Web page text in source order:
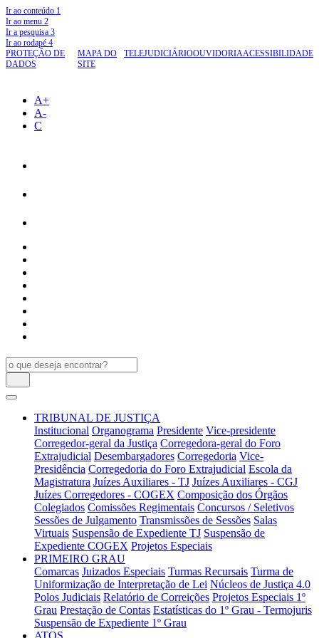
Ir ao conteúdo 1
Ir ao menu 2
Ir a pesquisa 3
Ir ao rodapé 4
PROTEÇÃO DE
DADOS
MAPA DO
SITE
TELEJUDICIÁRIOOUVIDORIAACESSIBILIDADE
A+
A-
C
TRIBUNAL DE JUSTIÇA
Institucional Organograma Presidente Vice-presidente
Corregedor-geral da Justiça Corregedora-geral do Foro
Extrajudicial Desembargadores Corregedoria Vice-
Presidência Corregedoria do Foro Extrajudicial Escola da
Magistratura Juízes Auxiliares - TJ Juízes Auxiliares - CGJ
Juízes Corregedores - COGEX Composição dos Órgãos
Colegiados Comissões Regimentais Concursos / Seletivos
Sessões de Julgamento Transmissões de Sessões Salas
Virtuais Suspensão de Expediente TJ Suspensão de
Expediente COGEX Projetos Especiais
PRIMEIRO GRAU
Comarcas Juizados Especiais Turmas Recursais Turma de
Uniformização de Interpretação de Lei Núcleos de Justiça 4.0
Polos Judiciais Relatório de Correições Projetos Especiais 1º
Grau Prestação de Contas Estatísticas do 1º Grau - Termojuris
Suspensão de Expediente 1º Grau
ATOS